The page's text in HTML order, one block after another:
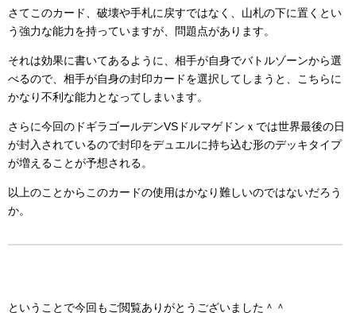
さてこのカード、破壊や手札に戻すではなく、山札の下に置くとい
う強力な能力を持っていますが、問題点があります。
それは効果に書いてあるように、相手が自身でバトルゾーンから選
べるので、相手が自身の封印カードを選択してしまうと、こちらに
かなり不利な能力となってしまいます。
さらに今回のドギラゴールデンVSドルマゲドンｘでは世界最後の日
が封入されているので封印をデュエルに持ち込む形のデッキタイプ
が増えることが予想される。
以上のことからこのカードの使用はかなり難しいのではないだろう
か。
ということで今回もご閲覧ありがとうございました＾＾